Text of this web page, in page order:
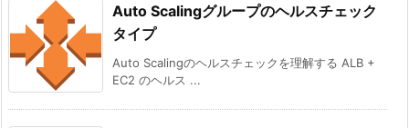
Auto Scalingグループのヘルスチェック
タイプ
Auto Scalingのヘルスチェックを理解する ALB +
EC2 のヘルス ...